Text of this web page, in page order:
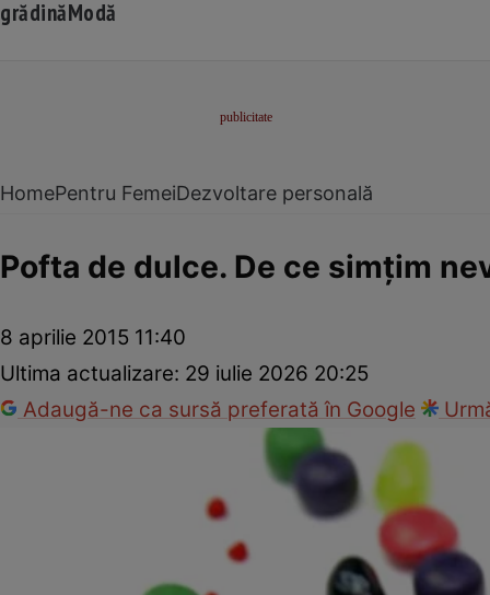
grădinăModă
HomePentru FemeiDezvoltare personală
Pofta de dulce. De ce simţim
8 aprilie 2015 11:40
Ultima actualizare: 29 iulie 2026 20:25
Adaugă-ne ca sursă preferată în Google